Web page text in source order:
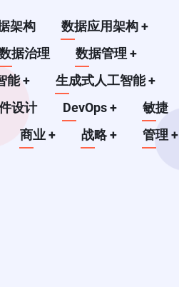
架构 数据应用架构+
据治理 数据管理+
能+ 生成式人工智能+
设计 DevOps+ 敏捷
商业+ 战略+ 管理+